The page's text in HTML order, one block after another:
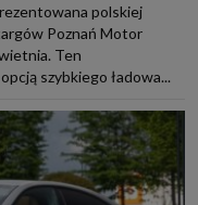
polskiej
Poznań Motor
Ten
szybkiego ładowa...